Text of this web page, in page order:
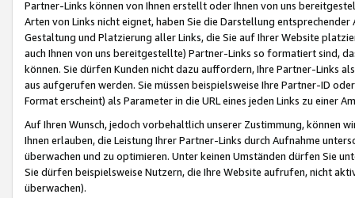
Partner-Links können von Ihnen erstellt oder Ihnen von uns
Arten von Links nicht eignet, haben Sie die Darstellung
Gestaltung und Platzierung aller Links, die Sie auf Ihrer Website
auch Ihnen von uns bereitgestellte) Partner-Links so formatiert sind,
können. Sie dürfen Kunden nicht dazu auffordern, Ihre Partner-Links
aus aufgerufen werden. Sie müssen beispielsweise Ihre Partner-ID
Format erscheint) als Parameter in die URL eines jeden Links zu einer
Auf Ihren Wunsch, jedoch vorbehaltlich unserer Zustimmung, können
Ihnen erlauben, die Leistung Ihrer Partner-Links durch Aufnahme
überwachen und zu optimieren. Unter keinen Umständen dürfen Sie
Sie dürfen beispielsweise Nutzern, die Ihre Website aufrufen, nicht
überwachen).